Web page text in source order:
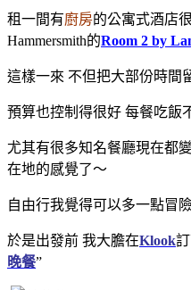
租一間有廚房的公寓式酒店
Hammersmith的Room 2 by
這樣一來 不但把大部份時間
預算也控制得很好 每餐吃飯
尤其有很多知名餐廳現在都
在地的感覺了～
自由行我覺得可以多一點冒
於是出發前 我大膽在Klook
晚餐”